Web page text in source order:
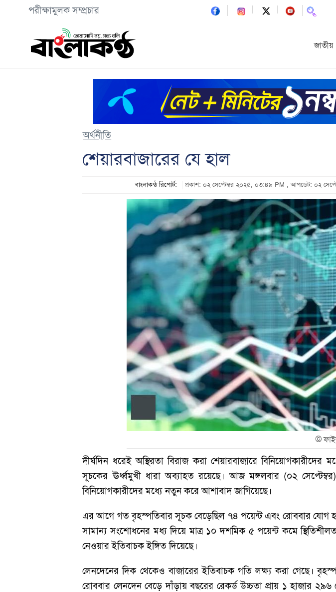
পরীক্ষামুলক সম্প্রচার
জাতীয়
অর্থনীতি
শেয়ারবাজারের যে হাল
বাংলাকন্ঠ রিপোর্ট: প্রকাশ: ০২ সেপ্টেম্বর ২০২৫, ০৩:৪৯ PM , আপডেট: ০২
©
দীর্ঘদিন ধরেই অস্থিরতা বিরাজ করা শেয়ারবাজারে বিনিয়োগকারীদের
সূচকের ঊর্ধ্বমুখী ধারা অব্যাহত রয়েছে। আজ মঙ্গলবার (০২
বিনিয়োগকারীদের মধ্যে নতুন করে আশাবাদ জাগিয়েছে।
এর আগে গত বৃহস্পতিবার সূচক বেড়েছিল ৭৪ পয়েন্ট এবং রোববার যোগ
সামান্য সংশোধনের মধ্য দিয়ে মাত্র ১০ দশমিক ৫ পয়েন্ট কমে
নেওয়ার ইতিবাচক ইঙ্গিত দিয়েছে।
লেনদেনের দিক থেকেও বাজারের ইতিবাচক গতি লক্ষ্য করা গেছে।
রোববার লেনদেন বেড়ে দাঁড়ায় বছরের রেকর্ড উচ্চতা প্রায় ১ হাজার